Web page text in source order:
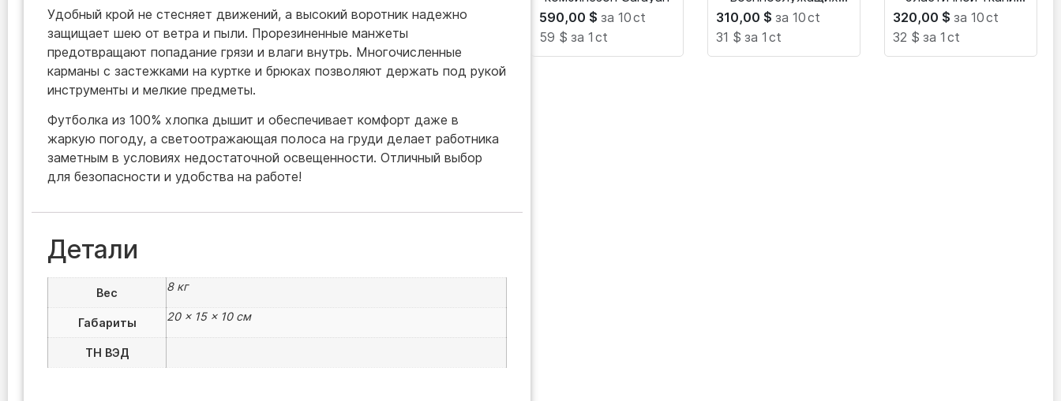
Удобный крой не стесняет движений, а высокий воротник надежно
защищает шею от ветра и пыли. Прорезиненные манжеты
предотвращают попадание грязи и влаги внутрь. Многочисленные
карманы с застежками на куртке и брюках позволяют держать под рукой
инструменты и мелкие предметы.
Футболка из 100% хлопка дышит и обеспечивает комфорт даже в
жаркую погоду, а светоотражающая полоса на груди делает работника
заметным в условиях недостаточной освещенности. Отличный выбор
для безопасности и удобства на работе!
Детали
Вес 8 кг
Габариты 20 × 15 × 10 см
ТН ВЭД
590,00 $ за 10ct
59 $ за 1 ct
Sarayan
310,00 $ за 10ct
31 $ за 1 ct
для медсестры
320,00 $ за 10ct
32 $ за 1 ct